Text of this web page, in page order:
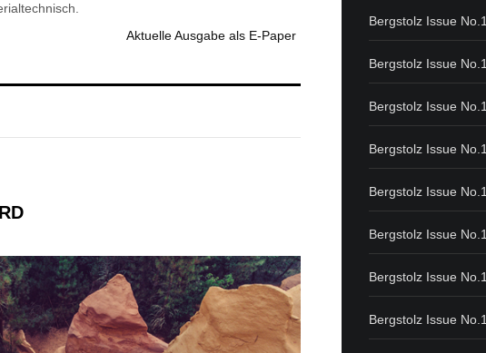
Aktuelle Ausgabe als E-Paper
Bergstolz Issue
Bergstolz Issue
Bergstolz Issue
Bergstolz Issue
Bergstolz Issue
Bergstolz Issue
Bergstolz Issue
Bergstolz Issue